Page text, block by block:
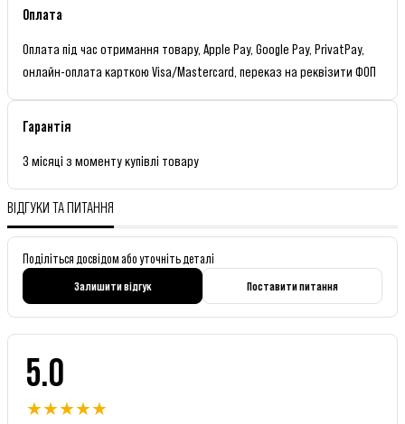
Оплата
Оплата під час отримання товару, Apple Pay, Google Pay, PrivatPay,
онлайн-оплата карткою Visa/Mastercard, переказ на реквізити ФОП
Гарантія
3 місяці з моменту купівлі товару
ВІДГУКИ ТА ПИТАННЯ
Поділіться досвідом або уточніть деталі
Залишити відгук Поставити питання
5.0
★★★★★